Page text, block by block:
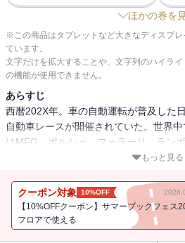
ほかの巻を
※この商品はタブレットなど大きなディスプ
ています。
文字だけを拡大することや、文字列のハイラ
の機能が使用できません。
あらすじ
西暦202X年。車の自動運転が普及した
自動車レースが開催されていた。世界
はMFG。ポルシェ、フェラーリ、ラン
シンが次々に参戦していた。一方、イ
すため日本に帰国するのであった。新
もっと見る
クーポン対象 10%OFF
【10%OFFクーポン】サマーブックフェス
フロアで使える